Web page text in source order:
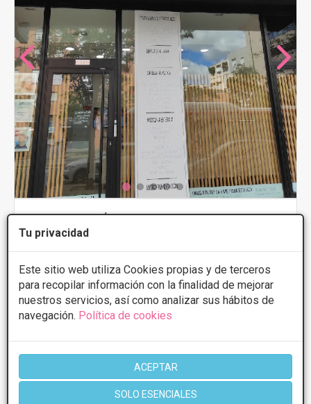
Tu privacidad
Este sitio web utiliza Cookies propias y de terceros
para recopilar información con la finalidad de mejorar
nuestros servicios, así como analizar sus hábitos de
navegación. Política de cookies
ACEPTAR
SOLO ESENCIALES
NOVACLINIK MÉDICA
5
PRIMERA CONSULTA GRATUITA & FINANCIACIÓN A
MEDIDA
Cicatrices
Desde 250€
5% de descuento *
CONSULTAR/CITA/PRESUPUESTO